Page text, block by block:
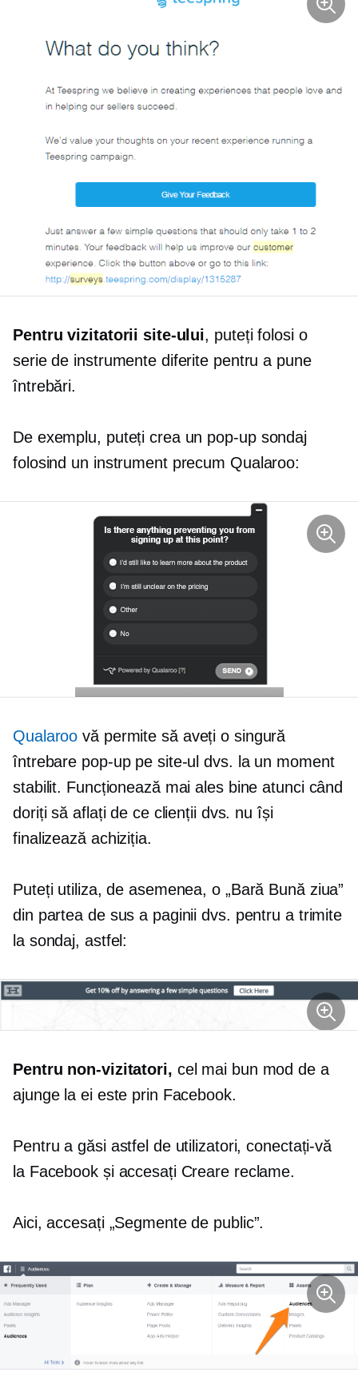
Pentru vizitatorii site-ului, puteți folosi o
serie de instrumente diferite pentru a pune
întrebări.
De exemplu, puteți crea un pop-upsondaj
folosind un instrument precum Qualaroo:
Qualaroo vă permite să aveți o singură
întrebare pop-up pe site-ul dvs. la un moment
stabilit. Funcționează mai ales bine atunci când
doriți să aflați de ce clienții dvs. nu își
finalizează achiziția.
Puteți utiliza, de asemenea, o „Bară Bună ziua”
din partea de sus a paginii dvs. pentru a trimite
la sondaj, astfel:
Pentru non-vizitatori, cel mai bun mod de a
ajunge la ei este prin Facebook.
Pentru a găsi astfel de utilizatori, conectați-vă
la Facebook și accesați Creare reclame.
Aici, accesați „Segmente de public”.